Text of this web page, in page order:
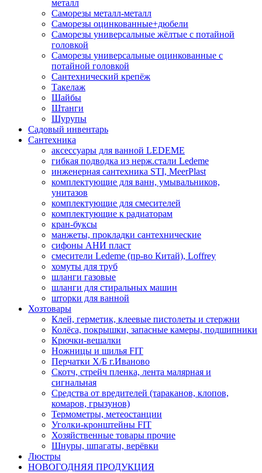
металл
Саморезы металл-металл
Саморезы оцинкованные+дюбели
Саморезы универсальные жёлтые с потайной
головкой
Саморезы универсальные оцинкованные с
потайной головкой
Сантехнический крепёж
Такелаж
Шайбы
Штанги
Шурупы
Садовый инвентарь
Сантехника
аксессуары для ванной LEDEME
гибкая подводка из нерж.стали Ledeme
инженерная сантехника STI, MeerPlast
комплектующие для ванн, умывальников,
унитазов
комплектующие для смесителей
комплектующие к радиаторам
кран-буксы
манжеты, прокладки сантехнические
сифоны АНИ пласт
смесители Ledeme (пр-во Китай), Loffrey
хомуты для труб
шланги газовые
шланги для стиральных машин
шторки для ванной
Хозтовары
Клей, герметик, клеевые пистолеты и стержни
Колёса, покрышки, запасные камеры, подшипники
Крючки-вешалки
Ножницы и шилья FIT
Перчатки Х/Б г.Иваново
Скотч, стрейч пленка, лента малярная и
сигнальная
Средства от вредителей (тараканов, клопов,
комаров, грызунов)
Термометры, метеостанции
Уголки-кронштейны FIT
Хозяйственные товары прочие
Шнуры, шпагаты, верёвки
Люстры
НОВОГОДНЯЯ ПРОДУКЦИЯ